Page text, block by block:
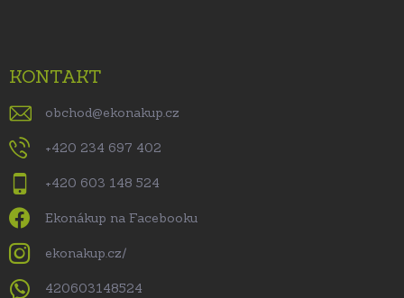
KONTAKT
obchod@ekonakup.cz
+420 234 697 402
+420 603 148 524
Ekonákup na Facebooku
ekonakup.cz/
420603148524